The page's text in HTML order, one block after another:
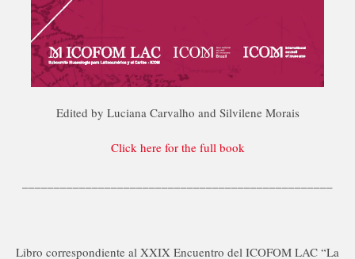
Edited by Luciana Carvalho and Silvilene Morais
Click here for the full book
Libro correspondiente al XXIX Encuentro del ICOFOM LAC “La